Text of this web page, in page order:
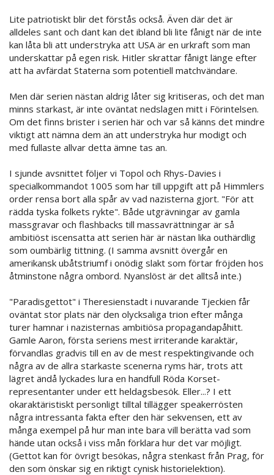
Lite patriotiskt blir det förstås också. Även där det är
alldeles sant och dant kan det ibland bli lite fånigt när de inte
kan låta bli att understryka att USA är en urkraft som man
underskattar på egen risk. Hitler skrattar fånigt länge efter
att ha avfärdat Staterna som potentiell matchvändare.
Men där serien nästan aldrig låter sig kritiseras, och det man
minns starkast, är inte oväntat nedslagen mitt i Förintelsen.
Om det finns brister i serien här och var så känns det mindre
viktigt att nämna dem än att understryka hur modigt och
med fullaste allvar detta ämne tas an.
I sjunde avsnittet följer vi Topol och Rhys-Davies i
specialkommandot 1005 som har till uppgift att på Himmlers
order rensa bort alla spår av vad nazisterna gjort. "För att
rädda tyska folkets rykte". Både utgrävningar av gamla
massgravar och flashbacks till massavrättningar är så
ambitiöst iscensatta att serien här är nästan lika outhärdlig
som oumbärlig tittning. (I samma avsnitt övergår en
amerikansk ubåtstriumf i onödig slakt som förtar fröjden hos
åtminstone några ombord. Nyanslöst är det alltså inte.)
"Paradisgettot" i Theresienstadt i nuvarande Tjeckien får
oväntat stor plats när den olycksaliga trion efter många
turer hamnar i nazisternas ambitiösa propagandapåhitt.
Gamle Aaron, första seriens mest irriterande karaktär,
förvandlas gradvis till en av de mest respektingivande och
några av de allra starkaste scenerna ryms här, trots att
lägret ändå lyckades lura en handfull Röda Korset-
representanter under ett heldagsbesök. Eller...? I ett
okaraktäristiskt personligt tilltal tillägger speakerrösten
några intressanta fakta efter den här sekvensen, ett av
många exempel på hur man inte bara vill berätta vad som
hände utan också i viss mån förklara hur det var möjligt.
(Gettot kan för övrigt besökas, några stenkast från Prag, för
den som önskar sig en riktigt cynisk historielektion).